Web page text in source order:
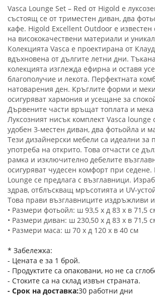
Vasca Lounge Set – Red от Higold е
състоящ се от триместен диван, два
кафе. Higold Excellent Outdoor е известен
на висококачествени материали и
Колекцията Vasca е проектирана от
вдъхновена от дългите летни дни.
колекцията изглежда ефирна и оставя
благополучие и лекота. Перфектната
натоварения ден. Кръглите форми и
осигуряват хармония и усещане за
Дървените части връщат топлата и
Луксозният нисък комплект Vasca lounge
удобен 3-местен диван, два фотьойла и
Тези дизайнерски мебели са идеални за
употреба на открито. Това отчасти се
рамка и изключително дебелите
осигуряват чудесен комфорт при седене.
Lounge се предлага с възглавници.
здрав, отблъскващ мръсотията и UV-
Това прави възглавниците издръжливи
• Размери фотьойл: ш 93,5 х д 83 х в 71,5
• Размери диван: ш 230,50 x д 83 x в 71,5
• Размери маса: ш 70 х д 120 х в 40 см
* Забележка:
- Цената е за 1 брой.
- Продуктите са опаковани, но не са
- Стоките са на склад извън страната.
Срок на доставка 30 работни дни